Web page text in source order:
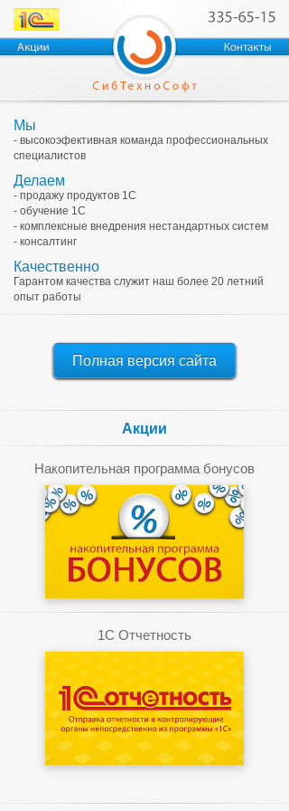
Мы
- высокоэфективная команда профессиональных
специалистов
Делаем
- продажу продуктов 1С
- обучение 1С
- комплексные внедрения нестандартных систем
- консалтинг
Качественно
Гарантом качества служит наш более 20 летний
опыт работы
Полная версия сайта
Акции
Накопительная программа бонусов
1C Отчетность